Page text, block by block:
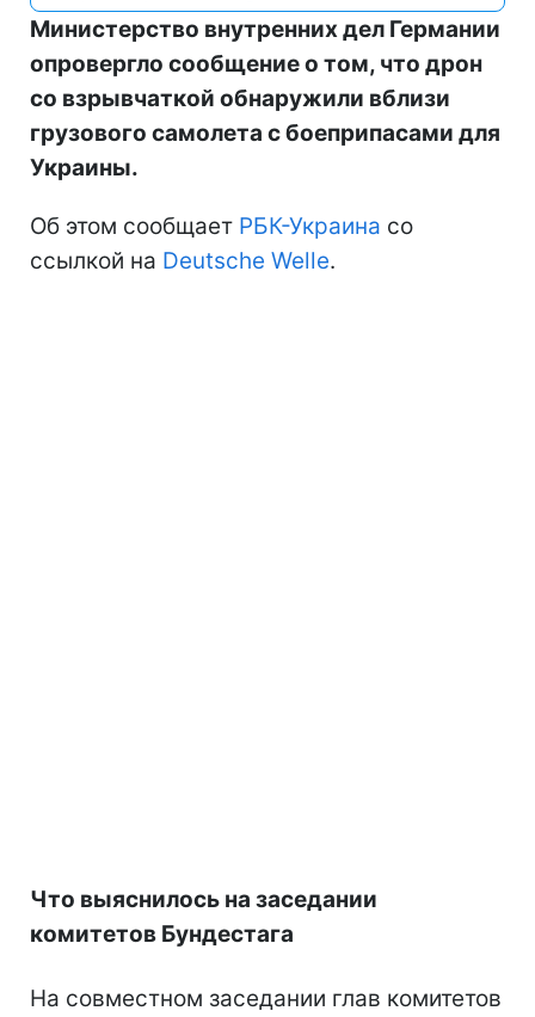
Министерство внутренних дел Германии
опровергло сообщение о том, что дрон
со взрывчаткой обнаружили вблизи
грузового самолета с боеприпасами для
Украины.
Об этом сообщает РБК-Украина со
ссылкой на Deutsche Welle.
Что выяснилось на заседании
комитетов Бундестага
На совместном заседании глав комитетов